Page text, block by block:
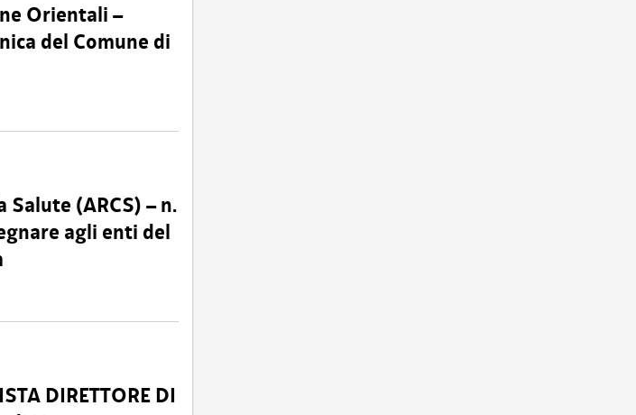
Orientali –
del Comune di
(ARCS) – n.
agli enti del
DIRETTORE DI